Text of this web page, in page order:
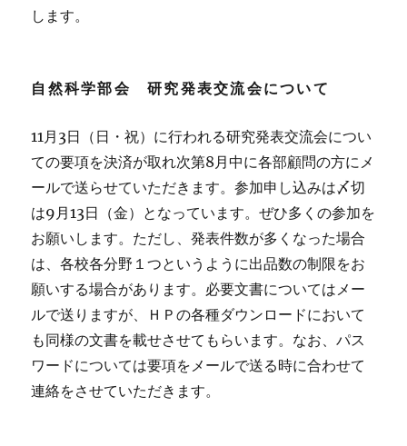
します。
自然科学部会 研究発表交流会について
11月3日（日・祝）に行われる研究発表交流会につい
ての要項を決済が取れ次第8月中に各部顧問の方にメ
ールで送らせていただきます。参加申し込みは〆切
は9月13日（金）となっています。ぜひ多くの参加を
お願いします。ただし、発表件数が多くなった場合
は、各校各分野１つというように出品数の制限をお
願いする場合があります。必要文書についてはメー
ルで送りますが、ＨＰの各種ダウンロードにおいて
も同様の文書を載せさせてもらいます。なお、パス
ワードについては要項をメールで送る時に合わせて
連絡をさせていただきます。